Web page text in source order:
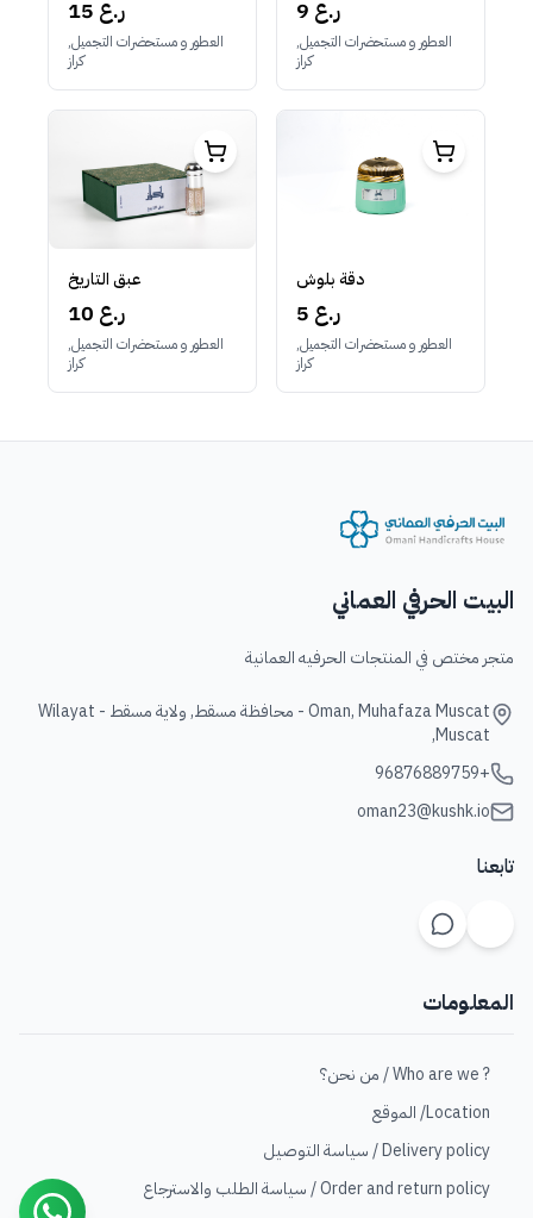
15 ر.ع
العطور و مستحضرات التجميل,
كراز
9 ر.ع
العطور و مستحضرات التجميل,
كراز
عبق التاريخ
10 ر.ع
العطور و مستحضرات التجميل,
كراز
دقة بلوش
5 ر.ع
العطور و مستحضرات التجميل,
كراز
البيت الحرفي العماني
متجر مختص في المنتجات الحرفيه العمانية
Oman, Muhafaza Muscat - محافظة مسقط, ولاية مسقط - Wilayat
Muscat,
+96876889759
oman23@kushk.io
تابعنا
المعلومات
? Who are we / من نحن؟
Location/ الموقع
Delivery policy / سياسة التوصيل
Order and return policy / سياسة الطلب والاسترجاع